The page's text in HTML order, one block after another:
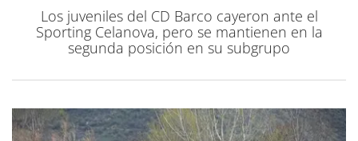
Los juveniles del CD Barco cayeron ante el
Sporting Celanova, pero se mantienen en la
segunda posición en su subgrupo